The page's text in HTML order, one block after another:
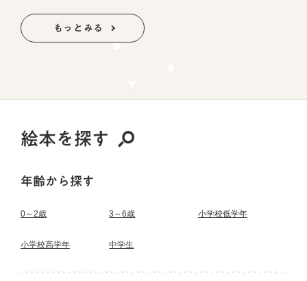
もっとみる
絵本を探す
年齢から探す
0～2歳 3～6歳 小学校低学年
小学校高学年 中学生